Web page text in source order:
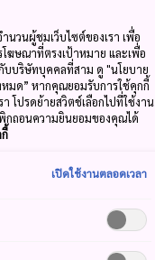
วนผู้ชมเว็บไซต์ของเรา เพื่อ
ฆษณาที่ตรงเป้าหมาย และเพื่อ
บบริษัทบุคคลที่สาม ดู "นโยบาย
มด” หากคุณยอมรับการใช้คุกกี้
โปรดย้ายสวิตช์เลือกไปที่ใช้งาน
กถอนความยินยอมของคุณได้
เปิดใช้งานตลอดเวลา